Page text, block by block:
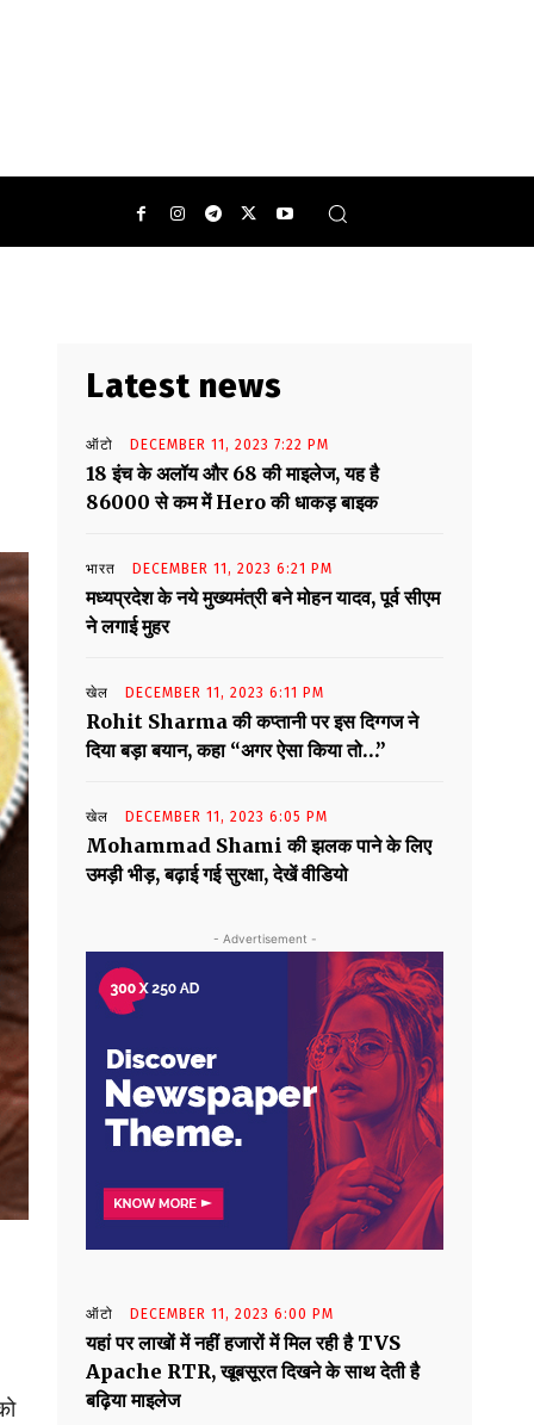
Latest news
ऑटो DECEMBER 11, 2023 7:22 PM
18 इंच के अलॉय और 68 की माइलेज, यह है
86000 से कम में Hero की धाकड़ बाइक
भारत DECEMBER 11, 2023 6:21 PM
मध्यप्रदेश के नये मुख्यमंत्री बने मोहन यादव, पूर्व सीएम
ने लगाई मुहर
खेल DECEMBER 11, 2023 6:11 PM
Rohit Sharma की कप्तानी पर इस दिग्गज ने
दिया बड़ा बयान, कहा “अगर ऐसा किया तो…”
खेल DECEMBER 11, 2023 6:05 PM
Mohammad Shami की झलक पाने के लिए
उमड़ी भीड़, बढ़ाई गई सुरक्षा, देखें वीडियो
- Advertisement -
ऑटो DECEMBER 11, 2023 6:00 PM
यहां पर लाखों में नहीं हजारों में मिल रही है TVS
Apache RTR, खूबसूरत दिखने के साथ देती है
बढ़िया माइलेज